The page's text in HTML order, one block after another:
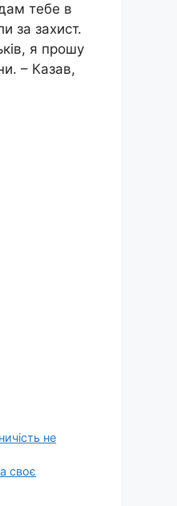
тебе в
за захист.
я прошу
– Казав,
не
своє